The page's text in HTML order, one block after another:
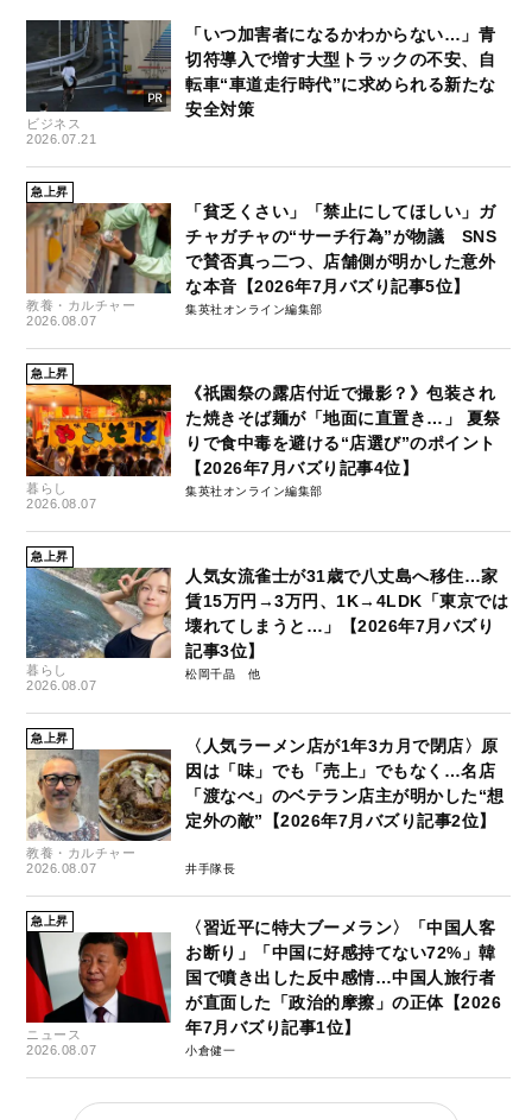
ビジネス
2026.07.21
「いつ加害者になるかわからない…」青
切符導入で増す大型トラックの不安、自
転車“車道走行時代”に求められる新たな
安全対策
急上昇
教養・カルチャー
2026.08.07
「貧乏くさい」「禁止にしてほしい」ガ
チャガチャの“サーチ行為”が物議 SNS
で賛否真っ二つ、店舗側が明かした意外
な本音【2026年7月バズり記事5位】
集英社オンライン編集部
急上昇
暮らし
2026.08.07
《祇園祭の露店付近で撮影？》包装され
た焼きそば麺が「地面に直置き…」 夏祭
りで食中毒を避ける“店選び”のポイント
【2026年7月バズり記事4位】
集英社オンライン編集部
急上昇
暮らし
2026.08.07
人気女流雀士が31歳で八丈島へ移住…家
賃15万円→3万円、1K→4LDK「東京では
壊れてしまうと…」【2026年7月バズり
記事3位】
松岡千晶
急上昇
教養・カルチャー
2026.08.07
〈人気ラーメン店が1年3カ月で閉店〉原
因は「味」でも「売上」でもなく…名店
「渡なべ」のベテラン店主が明かした“想
定外の敵”【2026年7月バズり記事2位】
井手隊長
急上昇
ニュース
2026.08.07
〈習近平に特大ブーメラン〉「中国人客
お断り」「中国に好感持てない72%」韓
国で噴き出した反中感情…中国人旅行者
が直面した「政治的摩擦」の正体【2026
年7月バズり記事1位】
小倉健一